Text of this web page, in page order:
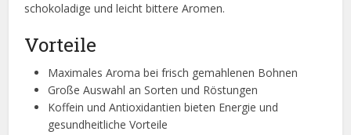
schokoladige und leicht bittere Aromen.
Vorteile
Maximales Aroma bei frisch gemahlenen Bohnen
Große Auswahl an Sorten und Röstungen
Koffein und Antioxidantien bieten Energie und
gesundheitliche Vorteile